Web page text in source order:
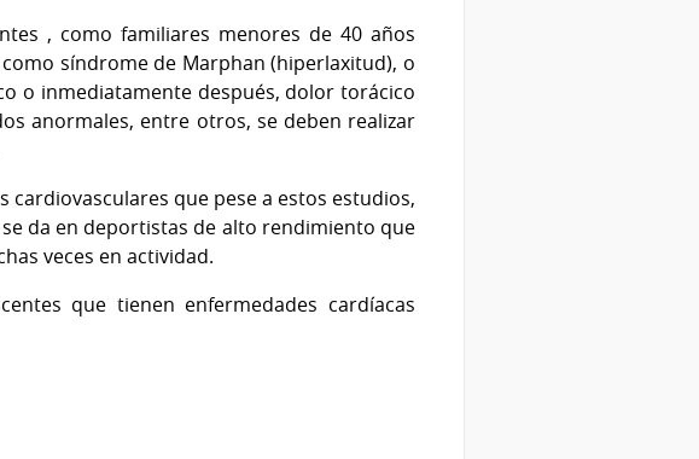
, como familiares menores de 40 años
síndrome de Marphan (hiperlaxitud), o
o inmediatamente después, dolor torácico
anormales, entre otros, se deben realizar
cardiovasculares que pese a estos estudios,
da en deportistas de alto rendimiento que
veces en actividad.
que tienen enfermedades cardíacas